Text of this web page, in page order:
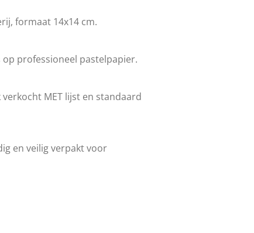
formaat 14x14 cm.
professioneel pastelpapier.
MET lijst en standaard
en veilig verpakt voor